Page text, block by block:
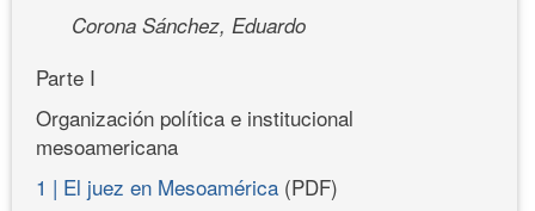
Corona Sánchez, Eduardo
Parte I
Organización política e institucional
mesoamericana
1 | El juez en Mesoamérica (PDF)